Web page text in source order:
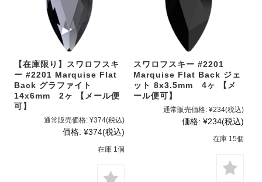
【在庫限り】スワロフスキ
ー #2201 Marquise Flat
Back グラファイト
14x6mm 2ヶ 【メール便
可】
通常販売価格: ¥374(税込)
価格: ¥374(税込)
在庫 1個
スワロフスキー #2201
Marquise Flat Back ジェ
ット 8x3.5mm 4ヶ 【メ
ール便可】
通常販売価格: ¥234(税込)
価格: ¥234(税込)
在庫 15個